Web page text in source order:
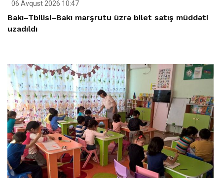
06 Avqust 2026 10:47
Bakı–Tbilisi–Bakı marşrutu üzrə bilet satış müddəti
uzadıldı